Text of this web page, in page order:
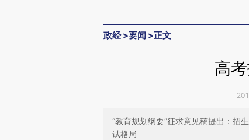
政经>要闻 >正文
高
“教育规划纲要”征求意见稿提出：招
试格局